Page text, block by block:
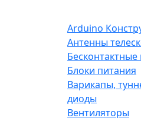
Arduino
Антенны
Блоки питания
Варикапы,
диоды
Вентиляторы